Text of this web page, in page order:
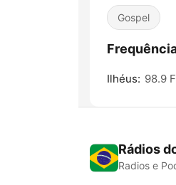
Gospel
Ilhéus: 98.9
Rádios
Radios e